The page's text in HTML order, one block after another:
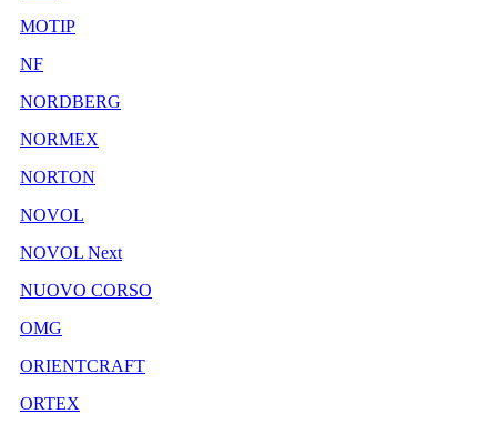
MOTIP
NF
NORDBERG
NORMEX
NORTON
NOVOL
NOVOL Next
NUOVO CORSO
OMG
ORIENTCRAFT
ORTEX